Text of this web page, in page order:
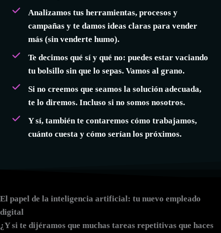
Analizamos tus herramientas, procesos y
campañas y te damos ideas claras para vender
más (sin venderte humo).
Te decimos qué sí y qué no: puedes estar vaciando
tu bolsillo sin que lo sepas. Vamos al grano.
Si no creemos que seamos la solución adecuada,
te lo diremos. Incluso si no somos nosotros.
Y sí, también te contaremos cómo trabajamos,
cuánto cuesta y cómo serían los próximos.
El papel de la inteligencia artificial: tu nuevo empleado
digital
¿Y si te dijéramos que muchas tareas repetitivas que haces